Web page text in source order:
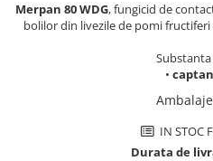
Solutii microbiene pentru frunze
Ameliatori de sol pe baza de acid
Portaltoi
Seminte de porumb zaharat
Seminte de sfecla rosie
Masini de slefuit
Echipamente de curatare
Pistoale de lipit cu silicon
Merpan 80 WDG, fungicid de
bolilor din livezile de pomi
•
Ambalaje
IN STOC
Durata de